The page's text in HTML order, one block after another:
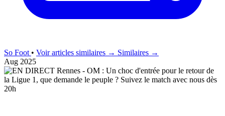
So Foot • Voir articles similaires → Similaires →
Aug 2025